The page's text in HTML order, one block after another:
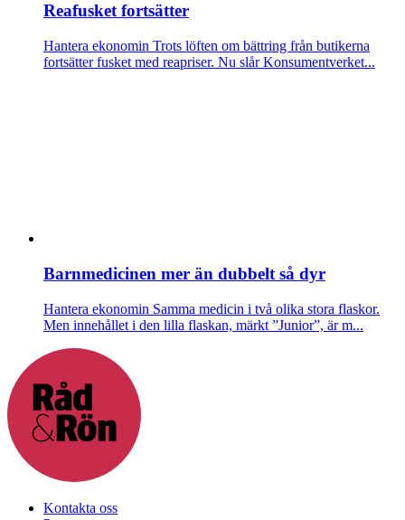
Reafusket fortsätter
Hantera ekonomin Trots löften om bättring från butikerna
fortsätter fusket med reapriser. Nu slår Konsumentverket...
Barnmedicinen mer än dubbelt så dyr
Hantera ekonomin Samma medicin i två olika stora flaskor.
Men innehållet i den lilla flaskan, märkt ”Junior”, är m...
Kontakta oss